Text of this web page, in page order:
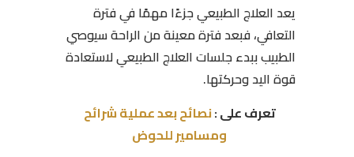
يعد العلاج الطبيعي جزءًا مهمًا في فترة
التعافي، فبعد فترة معينة من الراحة سيوصي
الطبيب ببدء جلسات العلاج الطبيعي لاستعادة
قوة اليد وحركتها.
تعرف على :نصائح بعد عملية شرائح
ومسامير للحوض